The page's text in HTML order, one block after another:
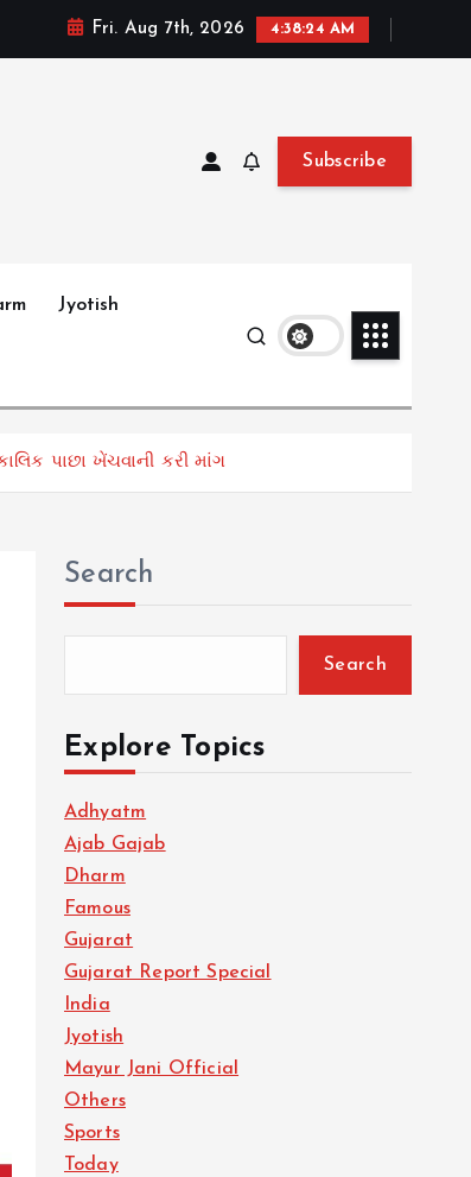
Fri. Aug 7th, 2026 4:38:25 AM
Subscribe
Jyotish
પાછા ખેંચવાની કરી માંગ
Search
Search
Explore Topics
Adhyatm
Ajab Gajab
Dharm
Famous
Gujarat
Gujarat Report Special
India
Jyotish
Mayur Jani Official
Others
Sports
Today